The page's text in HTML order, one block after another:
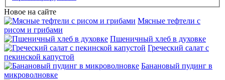
Новое на сайте
Мясные тефтели с
рисом и грибами
Пшеничный хлеб в духовке
Греческий салат с
пекинской капустой
Банановый пудинг в
микроволновке